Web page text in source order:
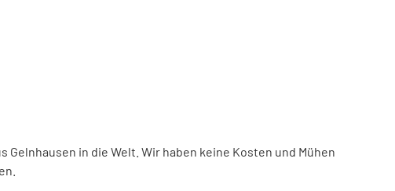
in die Welt. Wir haben keine Kosten und Mühen